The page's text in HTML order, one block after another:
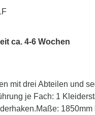
ca. 4-6 Wochen
mit drei Abteilen und
je Fach: 1
1850mm